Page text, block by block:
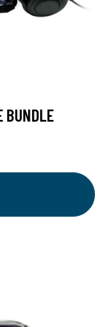
BUNDLE